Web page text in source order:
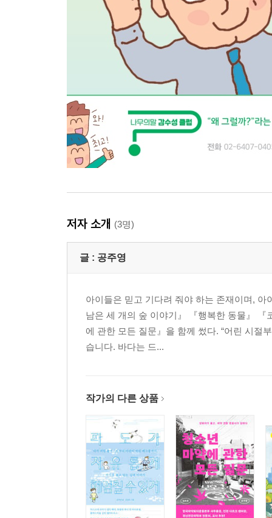
저자 소개 (3명)
글 : 공주영
아이들은 믿고 기다려 줘야 하는 존재이며,
남은 세 개의 숲 이야기』 『행복한 동물』
에 관한 모든 질문』을 함께 썼다. “어린 시절
습니다. 바다는 드...
작가의 다른 상품